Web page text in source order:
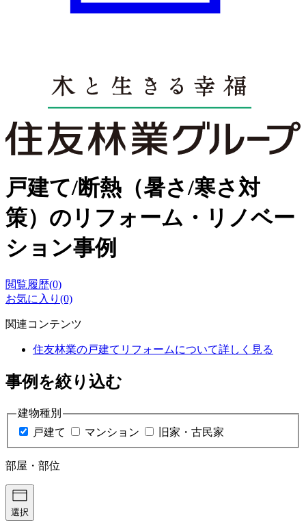
戸建て/断熱（暑さ/寒さ対
策）のリフォーム・リノベー
ション事例
閲覧履歴(0)
お気に入り(0)
関連コンテンツ
住友林業の戸建てリフォームについて詳しく見る
事例を絞り込む
建物種別
戸建て
マンション 旧家・古民家
部屋・部位
選択